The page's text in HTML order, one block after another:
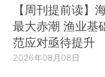
【周刊提前读】
最大赤潮 渔业基
范应对亟待提升
2026年08月08日